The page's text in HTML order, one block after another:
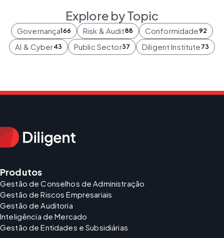
Explore by Topic
Governança166 Risk & Audit88 Conformidade92
AI & Cyber43 Public Sector37 Diligent Institute 73
Produtos
Gestão de Conselhos de Administração
Gestão de Riscos Empresariais
Gestão de Auditoria
Inteligência de Mercado
Gestão de Entidades e Subsidiárias